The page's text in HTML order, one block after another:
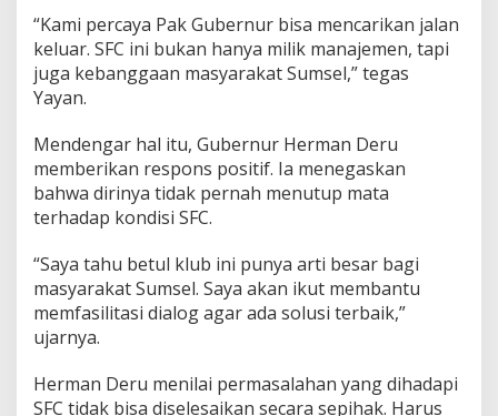
r
a
a
“Kami percaya Pak Gubernur bisa mencarikan jalan
keluar. SFC ini bukan hanya milik manajemen, tapi
juga kebanggaan masyarakat Sumsel,” tegas
Yayan.
Mendengar hal itu, Gubernur Herman Deru
memberikan respons positif. Ia menegaskan
bahwa dirinya tidak pernah menutup mata
terhadap kondisi SFC.
“Saya tahu betul klub ini punya arti besar bagi
masyarakat Sumsel. Saya akan ikut membantu
memfasilitasi dialog agar ada solusi terbaik,”
ujarnya.
Herman Deru menilai permasalahan yang dihadapi
SFC tidak bisa diselesaikan secara sepihak. Harus